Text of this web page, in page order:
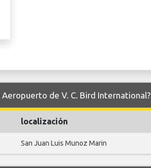
de V. C. Bird International?
localización
San Juan Luis Munoz Marin